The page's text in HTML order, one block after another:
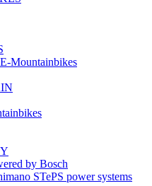
Mountainbikes
by Bosch
STePS power systems